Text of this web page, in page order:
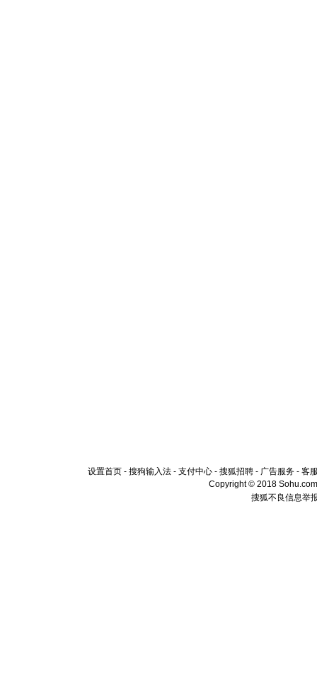
设置首页 - 搜狗输入法 - 支付中心 - 搜狐招聘 - 广告服务 - 客
Copyright © 2018
搜狐不良信息举